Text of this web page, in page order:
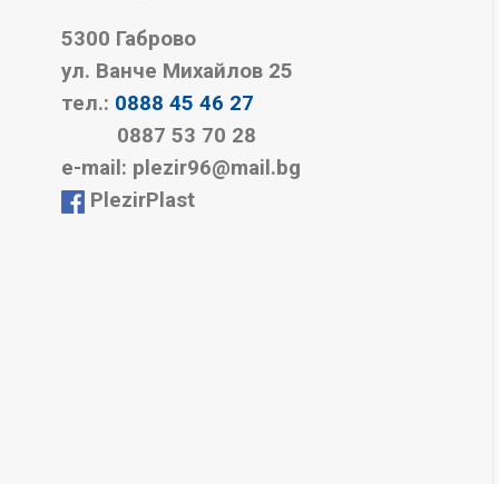
5300 Габрово
ул. Ванче Михайлов 25
тел.: 0888 45 46 27
0887 53 70 28
е-mail: plezir96@mail.bg
PlezirPlast